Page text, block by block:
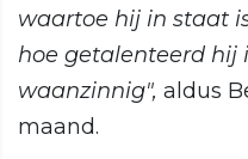
waartoe hij in staat
hoe getalenteerd hij
waanzinnig", aldus
maand.